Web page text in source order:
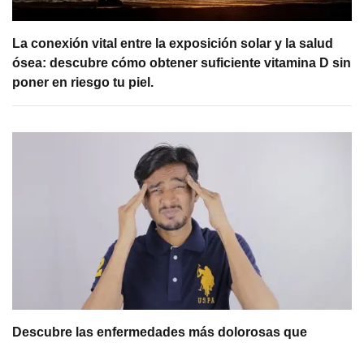
La conexión vital entre la exposición solar y la salud
ósea: descubre cómo obtener suficiente vitamina D sin
poner en riesgo tu piel.
Descubre las enfermedades más dolorosas que